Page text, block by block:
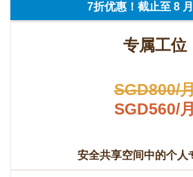
7折优惠！截止至 8
专属工位
SGD800/
SGD560/月
安全共享空间中的个人